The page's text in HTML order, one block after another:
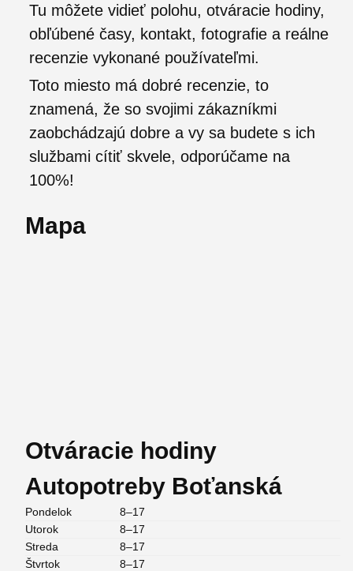
Tu môžete vidieť polohu, otváracie hodiny,
obľúbené časy, kontakt, fotografie a reálne
recenzie vykonané používateľmi.
Toto miesto má dobré recenzie, to
znamená, že so svojimi zákazníkmi
zaobchádzajú dobre a vy sa budete s ich
službami cítiť skvele, odporúčame na
100%!
Mapa
Otváracie hodiny
Autopotreby Boťanská
Pondelok
8–17
Utorok
8–17
Streda
8–17
Štvrtok
8–17